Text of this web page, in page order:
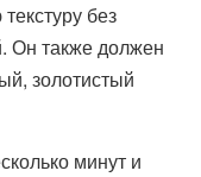
без
Он также должен
золотистый
минут и